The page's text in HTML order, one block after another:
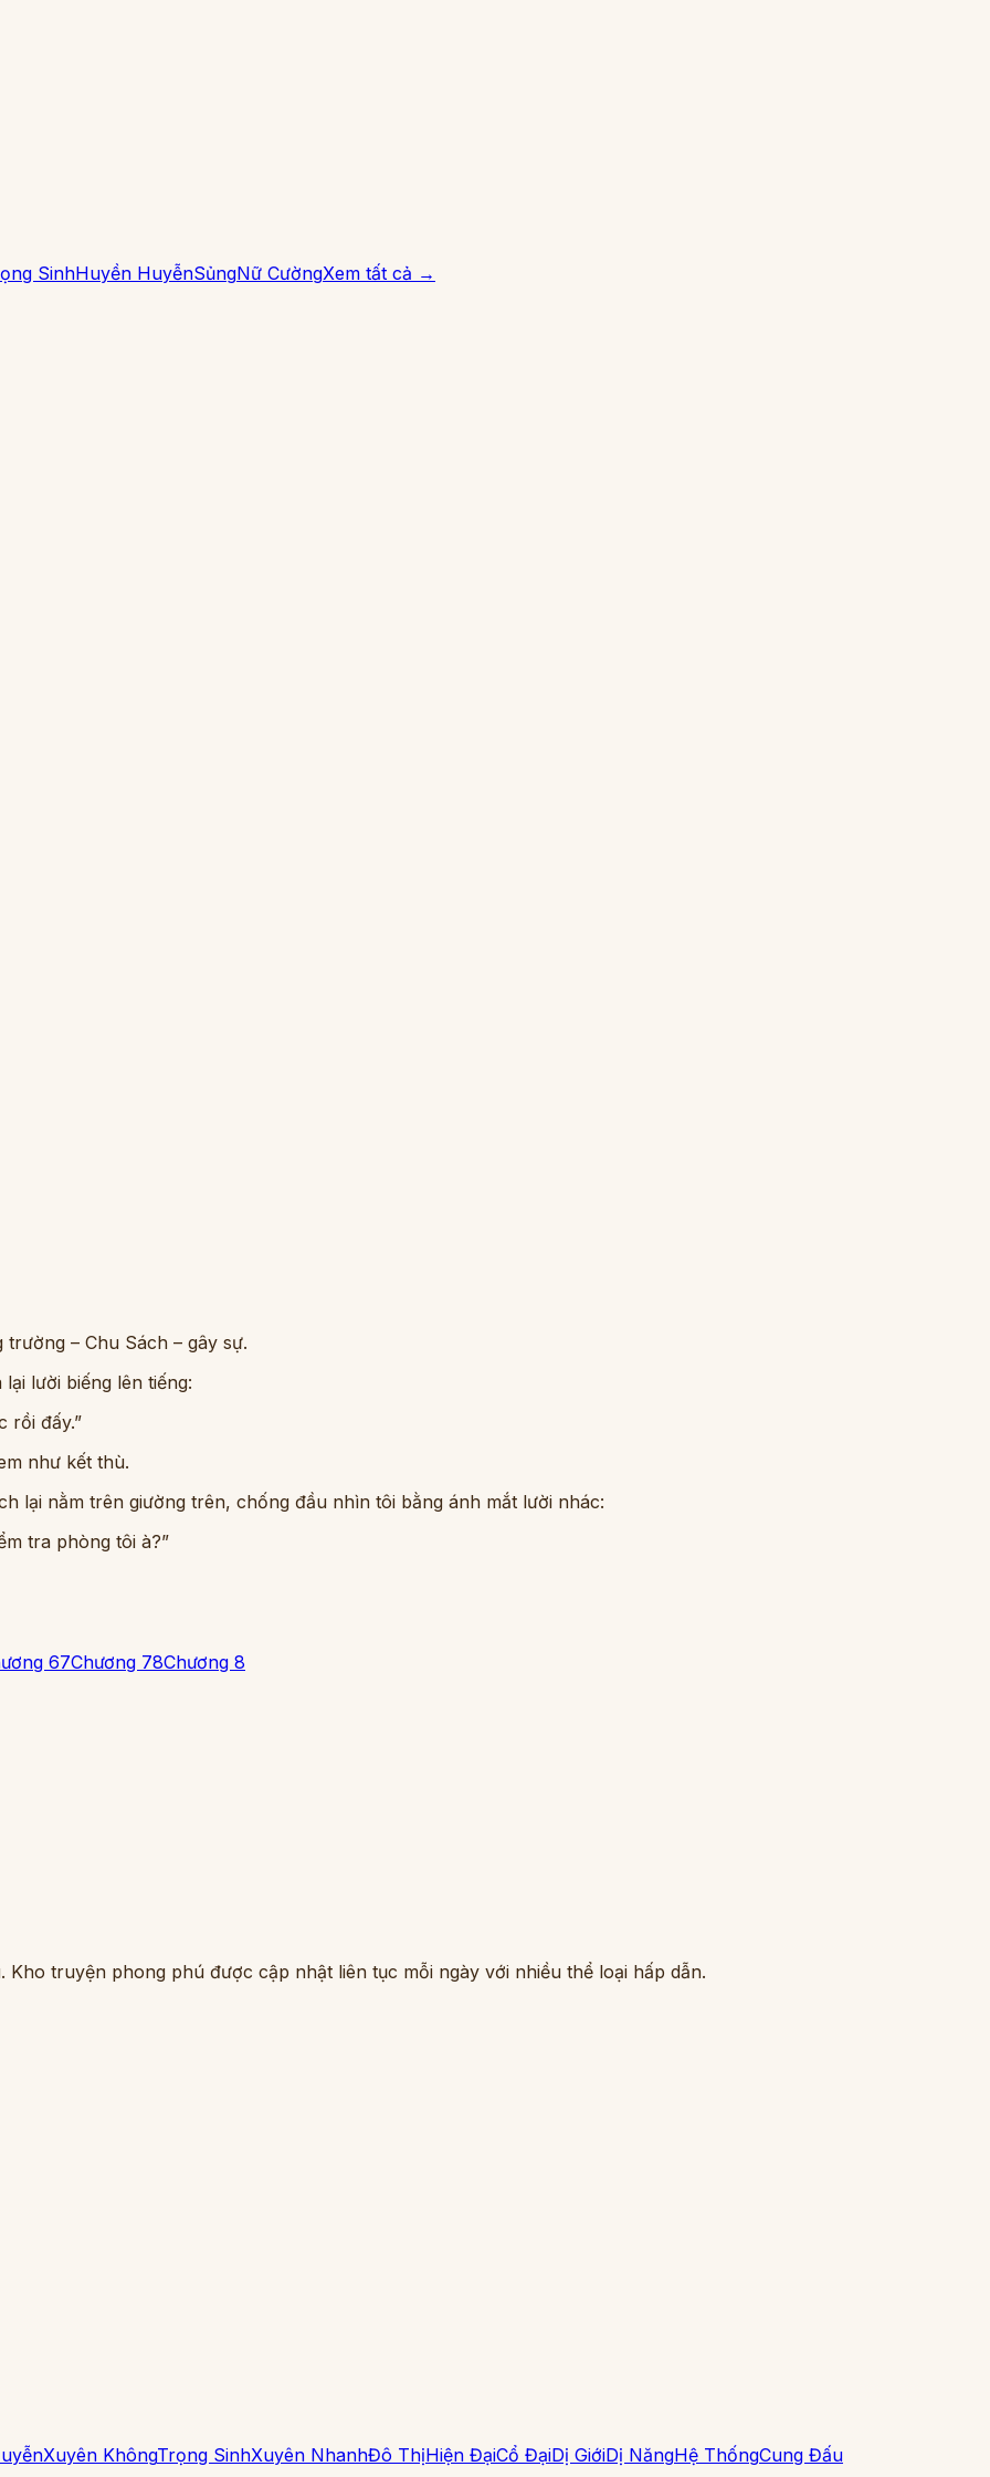
SinhHuyền HuyễnSủngNữ CườngXem tất cả →
– Chu Sách – gây sự.
lười biếng lên tiếng:
rồi đấy.”
như kết thù.
lại nằm trên giường trên, chống đầu nhìn tôi bằng ánh mắt lười nhác:
tra phòng tôi à?”
67Chương 78Chương 8
truyện phong phú được cập nhật liên tục mỗi ngày với nhiều thể loại hấp dẫn.
Xuyên KhôngTrọng SinhXuyên NhanhĐô ThịHiện ĐạiCổ ĐạiDị GiớiDị NăngHệ ThốngCung Đấu